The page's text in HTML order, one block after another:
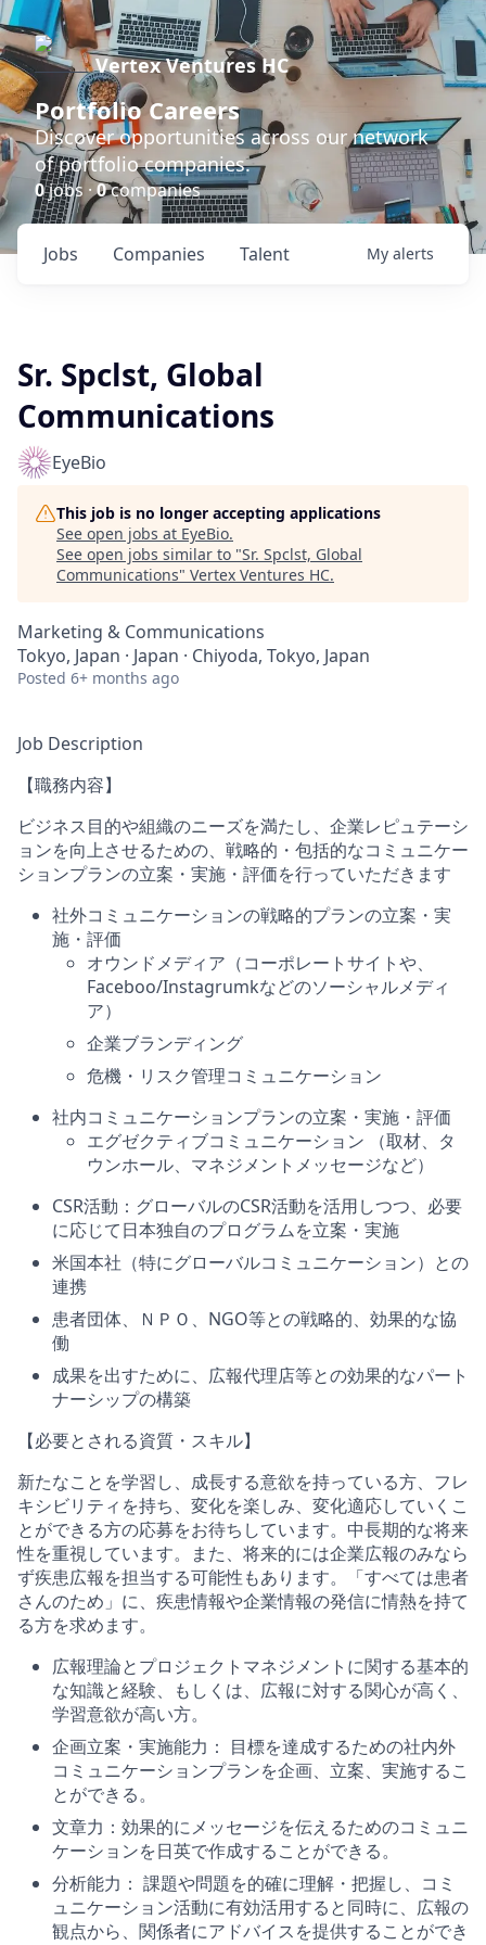
Vertex Ventures HC
Portfolio Careers
Discover opportunities across our network
of portfolio companies.
0jobs ·0companies
Jobs Companies Talent My alerts
Sr. Spclst, Global
Communications
EyeBio
This job is no longer accepting applications
See open jobs at EyeBio.
See open jobs similar to "Sr. Spclst, Global
Communications" Vertex Ventures HC.
Marketing & Communications
Tokyo, Japan · Japan · Chiyoda, Tokyo, Japan
Posted 6+ months ago
Job Description
【職務内容】
ビジネス目的や組織のニーズを満たし、企業レピュテーシ
ョンを向上させるための、戦略的・包括的なコミュニケー
ションプランの立案・実施・評価を行っていただきます
社外コミュニケーションの戦略的プランの立案・実
施・評価
オウンドメディア（コーポレートサイトや、
Faceboo/Instagrumkなどのソーシャルメディ
ア）
企業ブランディング
危機・リスク管理コミュニケーション
社内コミュニケーションプランの立案・実施・評価
エグゼクティブコミュニケーション （取材、タ
ウンホール、マネジメントメッセージなど）
CSR活動：グローバルのCSR活動を活用しつつ、必要
に応じて日本独自のプログラムを立案・実施
米国本社（特にグローバルコミュニケーション）との
連携
患者団体、ＮＰＯ、NGO等との戦略的、効果的な協
働
成果を出すために、広報代理店等との効果的なパート
ナーシップの構築
【必要とされる資質・スキル】
新たなことを学習し、成長する意欲を持っている方、フレ
キシビリティを持ち、変化を楽しみ、変化適応していくこ
とができる方の応募をお待ちしています。中長期的な将来
性を重視しています。また、将来的には企業広報のみなら
ず疾患広報を担当する可能性もあります。「すべては患者
さんのため」に、疾患情報や企業情報の発信に情熱を持て
る方を求めます。
広報理論とプロジェクトマネジメントに関する基本的
な知識と経験、もしくは、広報に対する関心が高く、
学習意欲が高い方。
企画立案・実施能力： 目標を達成するための社内外
コミュニケーションプランを企画、立案、実施するこ
とができる。
文章力：効果的にメッセージを伝えるためのコミュニ
ケーションを日英で作成することができる。
分析能力： 課題や問題を的確に理解・把握し、コミ
ュニケーション活動に有効活用すると同時に、広報の
観点から、関係者にアドバイスを提供することができ